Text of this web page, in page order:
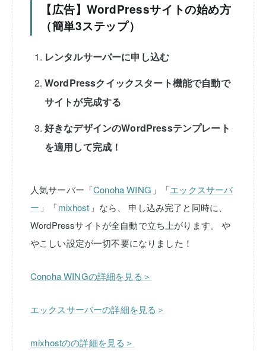
【広告】WordPressサイトの始め方
（簡単3ステップ）
レンタルサーバーに申し込む
WordPressクイックスタート機能で自動で
サイトが完成する
好きなデザインのWordPressテンプレート
を適用して完成！
人気サーバー「Conoha WING 」「エックスサーバ
ー 」「mixhost 」なら、
申し込み完了と同時に、
WordPressサイトが全自動で立ち上がります。
や
やこしい設定が一切不要になりました！
Conoha WINGの詳細を見る＞
エックスサーバーの詳細を見る＞
mixhostのの詳細を見る＞